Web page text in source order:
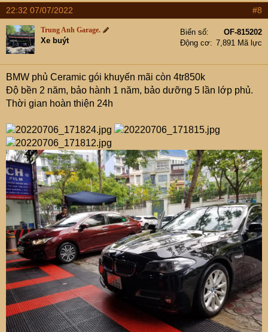
Bước 2: Tháo ghế, thảm trải sàn, nắp cốp, lốp sơ cua...
Bước 3: Hút bụi và làm sạch sơ bộ khoang nội thất.
Bước 4: Sử dụng dung dịch chuyên dụng và các loại chổi
lông mềm có kích thước khác nhau để làm sạch cẩn thận,
tỉ mỉ taplo, các chi tiết nhựa cao su trên ô tô.
điều hoà, cánh cửa...
Bước 6: Giặt sạch dây đai bảo hiểm
Bước 7: Giặt sạch thảm trải sàn, lót chân
Bước 8: Làm sạch trần xe
Bước 9: Vệ sinh cẩn thận ghế ngồi.
Bước 10: Sử dụng máy rửa hơi nước nóng để khử trùng
và làm vệ sinh lại lần nữa khoang nội thất.
22:32 07/07/2022 #8
Trung Anh Garage.
Xe buýt
Biển số
OF-815202
Động cơ
7,891 Mã lực
BMW phủ Ceramic gói khuyến mãi còn 4tr850k
Độ bền 2 năm, bảo hành 1 năm, bảo dưỡng 5 lần lớp phủ.
Thời gian hoàn thiện 24h